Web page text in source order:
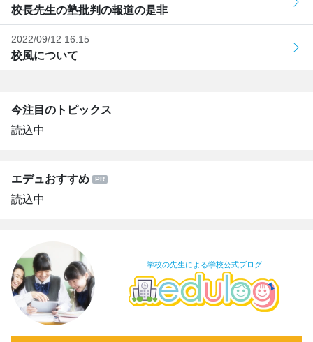
校長先生の塾批判の報道の是非
2022/09/12 16:15
校風について
今注目のトピックス
読込中
エデュおすすめ
読込中
学校の先生による学校公式ブログ